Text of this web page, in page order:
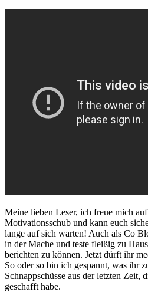
Meine lieben Leser, ich freue mich auf
Motivationsschub und kann euch
lange auf sich warten! Auch als Co
in der Mache und teste fleißig zu
berichten zu können. Jetzt dürft ihr
So oder so bin ich gespannt, was ihr
Schnappschüsse aus der letzten Zeit,
geschafft habe.